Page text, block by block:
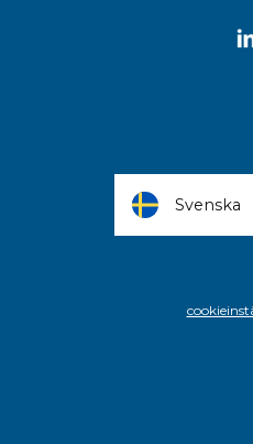
Svenska